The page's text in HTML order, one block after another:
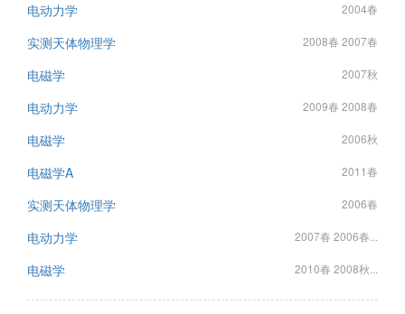
电动力学 2004春
实测天体物理学 2008春 2007春
电磁学 2007秋
电动力学 2009春 2008春
电磁学 2006秋
电磁学A 2011春
实测天体物理学 2006春
电动力学 2007春 2006春...
电磁学 2010春 2008秋...